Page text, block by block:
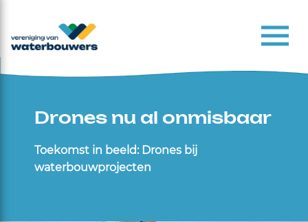
Drones nu al onmisbaar
Toekomst in beeld: Drones bij
waterbouwprojecten